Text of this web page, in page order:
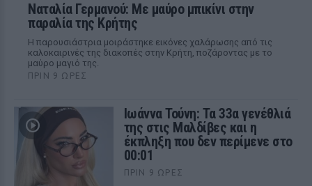
Ναταλία Γερμανού: Με μαύρο μπικίνι στην
παραλία της Κρήτης
Η παρουσιάστρια μοιράστηκε εικόνες χαλάρωσης από τις
καλοκαιρινές της διακοπές στην Κρήτη, ποζάροντας με το
μαύρο μαγιό της.
ΠΡΙΝ 9 ΏΡΕΣ
Ιωάννα Τούνη: Τα 33α γενέθλιά
της στις Μαλδίβες και η
έκπληξη που δεν περίμενε στο
00:01
ΠΡΙΝ 9 ΏΡΕΣ